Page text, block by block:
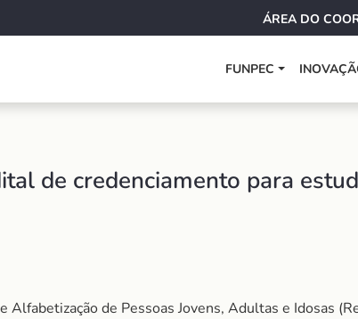
ÁREA DO
FUNPEC
de credenciamento para
Alfabetização de Pessoas Jovens, Adultas e Idosas